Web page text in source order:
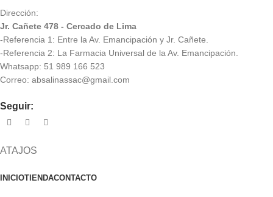
Dirección:
Jr. Cañete 478 - Cercado de Lima
-Referencia 1: Entre la Av. Emancipación y Jr. Cañete.
-Referencia 2: La Farmacia Universal de la Av. Emancipación.
Whatsapp: 51 989 166 523
Correo: absalinassac@gmail.com
Seguir:
ATAJOS
INICIOTIENDACONTACTO